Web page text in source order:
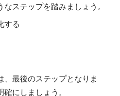
ステップを踏みましょう。
する
最後のステップとなりま
確にしましょう。